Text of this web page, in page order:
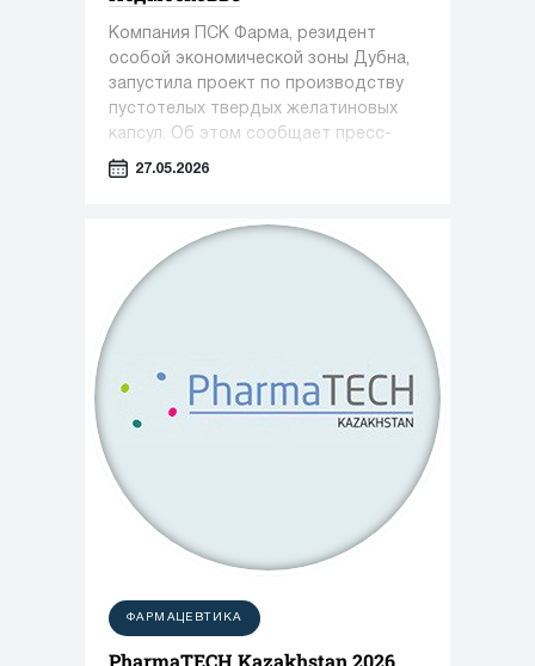
Компания ПСК Фарма, резидент
особой экономической зоны Дубна,
запустила проект по производству
пустотелых твердых желатиновых
капсул. Об этом сообщает пресс-
служба Министерства инвестиций,
27.05.2026
ФАРМАЦЕВТИКА
PharmaTECH Kazakhstan 2026.